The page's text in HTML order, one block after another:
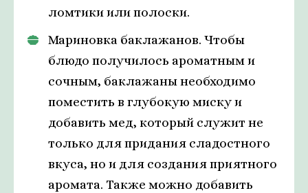
ломтики или полоски.
Мариновка баклажанов. Чтобы
блюдо получилось ароматным и
сочным, баклажаны необходимо
поместить в глубокую миску и
добавить мед, который служит не
только для придания сладостного
вкуса, но и для создания приятного
аромата. Также можно добавить